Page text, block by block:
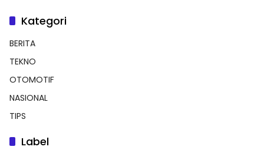
Kategori
BERITA
TEKNO
OTOMOTIF
NASIONAL
TIPS
Label